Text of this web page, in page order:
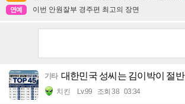
연예 이번 안원잘부 경주편 최고의 장면
기타 대한민국 성씨는 김이박이 절반
치킨 Lv.99 조회 38 03:34